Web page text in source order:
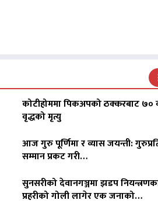
कोटीहोममा पिकअपको ठक्करबाट ७०
वृद्धको मृत्यु
आज गुरु पूर्णिमा र व्यास जयन्ती:
सम्मान प्रकट गरी…
सुनसरीको देवानगञ्जमा झडप
प्रहरीको गोली लागेर एक जनाको…